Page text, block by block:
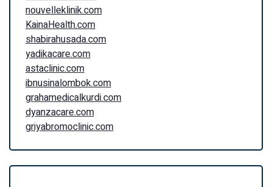
nouvelleklinik.com
KainaHealth.com
shabirahusada.com
yadikacare.com
astaclinic.com
ibnusinalombok.com
grahamedicalkurdi.com
dyanzacare.com
griyabromoclinic.com